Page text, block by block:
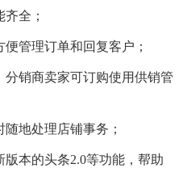
全；
管理订单和回复客户；
销商卖家可订购使用供销管
地处理店铺事务；
本的头条2.0等功能，帮助